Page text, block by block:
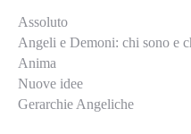
Assoluto
Angeli e Demoni: chi sono e
Anima
Nuove idee
Gerarchie Angeliche